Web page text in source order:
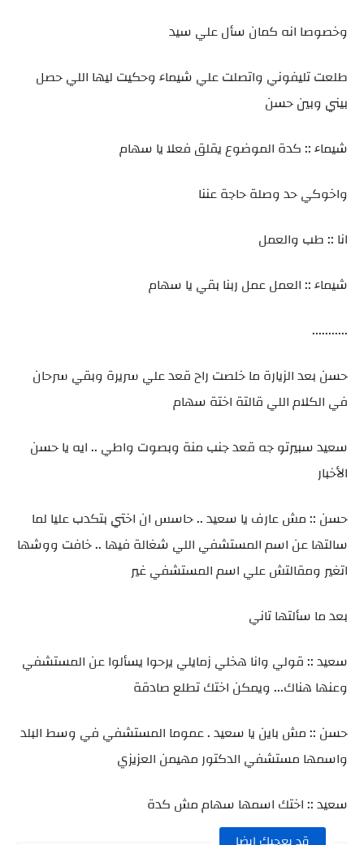
وخصوصا انه كمان سأل علي سيد
طلعت تليفوني واتصلت علي شيماء وحكيت ليها اللي حصل
بيني وبين حسن
شيماء :: كدة الموضوع يقلق فعلا يا سهام
واخوكي حد وصلة حاجة عننا
انا :: طب والعمل
شيماء :: العمل عمل ربنا بقي يا سهام
...........
حسن بعد الزيارة ما خلصت راح قعد علي سريرة وبقي سرحان
في الكلام اللي قالتة اختة سهام
سعيد سبيرتو جه قعد جنب منة وبصوت واطي .. ايه يا حسن
الأخبار
حسن :: مش عارف يا سعيد .. حاسس ان اختي بتكدب عليا لما
سالتها عن اسم المستشفي اللي شغالة فيها .. خافت ووشها
اتغير ومقالتش علي اسم المستشفي غير
بعد ما سألتها تاني
سعيد :: قولي وانا هخلي زمايلي يرحوا يسألوا عن المستشفي
وعنها هناك... ويمكن اختك تطلع صادقة
حسن :: مش باين يا سعيد . عموما المستشفي في وسط البلد
واسمها مستشفي الدكتور مهيمن العزيزي
سعيد :: اختك اسمها سهام مش كدة